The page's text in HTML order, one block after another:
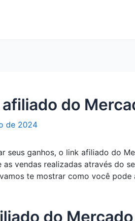
do
de 2024
seus ganhos, o link afiliado do
vendas realizadas através do
te mostrar como você pode
do